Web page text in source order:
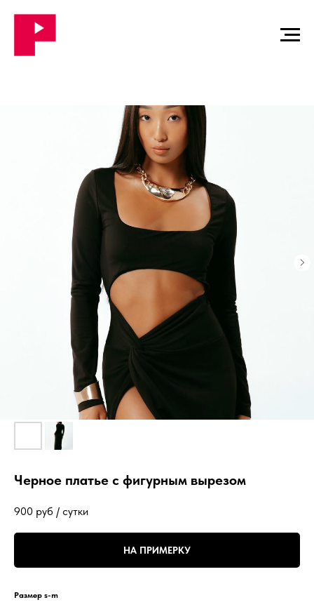
Черное платье с фигурным вырезом
900 руб / сутки
НА ПРИМЕРКУ
Размер s-m